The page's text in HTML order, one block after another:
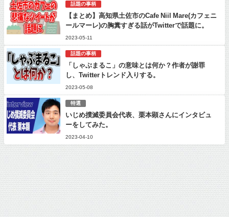
話題の事柄
【まとめ】高知県土佐市のCafe Niil Mare(カフェニ
ールマーレ)の胸糞すぎる話がTwitterで話題に。
2023-05-11
話題の事柄
「しゃぶまるこ」の意味とは何か？作者が謝罪
し、Twitterトレンド入りする。
2023-05-08
特選
いじめ撲滅委員会代表、栗本顕さんにインタビュ
ーをしてみた。
2023-04-10